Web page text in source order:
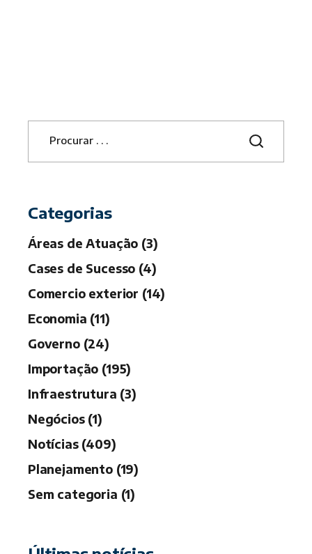
S
c
Categorias
Áreas de Atuação (3)
Cases de Sucesso (4)
Comercio exterior (14)
Economia (11)
Governo (24)
Importação (195)
Infraestrutura (3)
Negócios (1)
Notícias (409)
Planejamento (19)
Sem categoria (1)